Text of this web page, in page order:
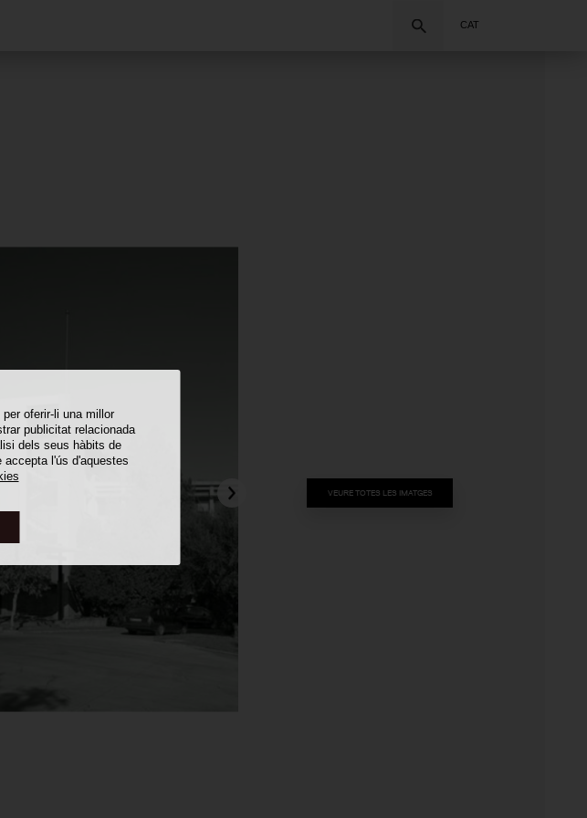
oferir-li una millor
publicitat relacionada
dels seus hàbits de
l'ús d'aquestes
CAT
VEURE TOTES LES IMATGES